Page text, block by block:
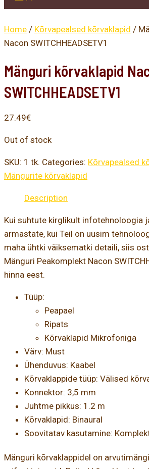
Home / Kõrvapealsed kõrvaklapid /
Nacon SWITCHHEADSETV1
Mänguri kõrvaklapid
SWITCHHEADSETV1
27.49€
Out of stock
SKU: 1 tk. Categories: Kõrvapealsed
Mängurite kõrvaklapid
Description
Kui suhtute kirglikult infotehnoloogia
armastate, kui Teil on uusim
maha ühtki väiksematki detaili, siis
Mänguri Peakomplekt Nacon
hinna eest.
Tüüp:
Peapael
Ripats
Kõrvaklapid Mikrofoniga
Värv: Must
Ühenduvus: Kaabel
Kõrvaklappide tüüp: Välised
Konnektor: 3,5 mm
Juhtme pikkus: 1.2 m
Kõrvaklapid: Binaural
Soovitatav kasutamine:
Mänguri kõrvaklappidel on